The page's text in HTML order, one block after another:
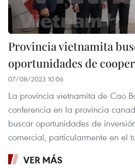
Provincia vietnamita
oportunidades de
07/08/2023 10:06
La provincia vietnamita de Cao
conferencia en la provincia
buscar oportunidades de
comercial, particularmente en el
VER MÁS